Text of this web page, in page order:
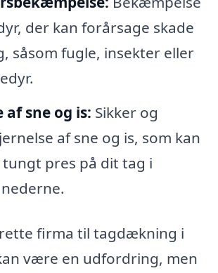
der kan forårsage skade
såsom fugle, insekter eller
af sne og is: Sikker og
af sne og is, som kan
pres på dit tag i
firma til tagdækning i
være en udfordring, men